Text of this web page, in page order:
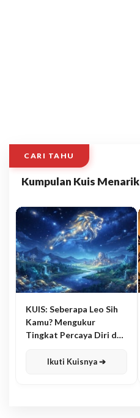
CARI TAHU
Kumpulan Kuis Menarik
KUIS: Seberapa Leo Sih
Kamu? Mengukur
Tingkat Percaya Diri dan
Ikuti Kuisnya ➔